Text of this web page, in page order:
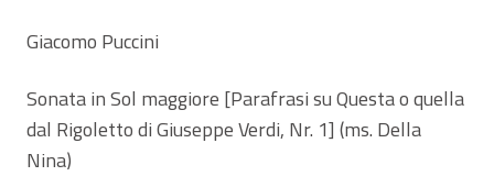
Giacomo Puccini
Sonata in Sol maggiore [Parafrasi su Questa o quella
dal Rigoletto di Giuseppe Verdi, Nr. 1] (ms. Della
Nina)